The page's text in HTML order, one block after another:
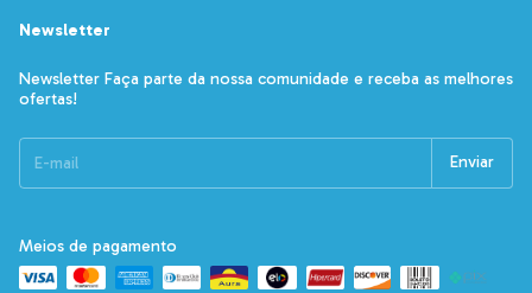
Newsletter
Newsletter Faça parte da nossa comunidade e receba as melhores
ofertas!
Meios de pagamento